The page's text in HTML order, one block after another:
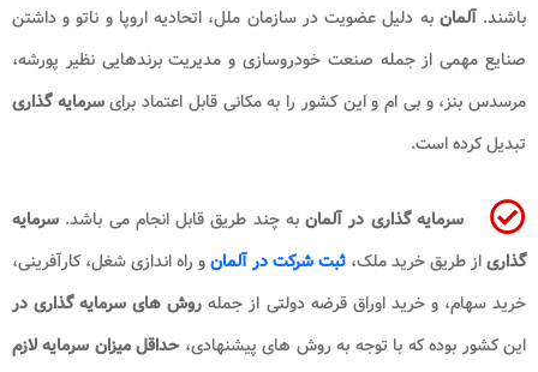
باشند.آلمان به دلیل عضویت در سازمان ملل، اتحادیه اروپا و ناتو و داشتن
صنایع مهمی از جمله صنعت خودروسازی و مدیریت برندهایی نظیر پورشه،
مرسدس بنز، و بی ام و این کشور را به مکانی قابل اعتماد برایسرمایه گذاری
تبدیل کرده است.
سرمایه گذاری در آلمانبه چند طریق قابل انجام می باشد. سرمایه
گذاریاز طریق خرید ملک، ثبت شرکت در آلمانو راه اندازی شغل، کارآفرینی،
خرید سهام، و خرید اوراق قرضه دولتی از جمله روش های سرمایه گذاری در
این کشور بوده که با توجه به روش های پیشنهادی،حداقل میزان سرمایه لازم